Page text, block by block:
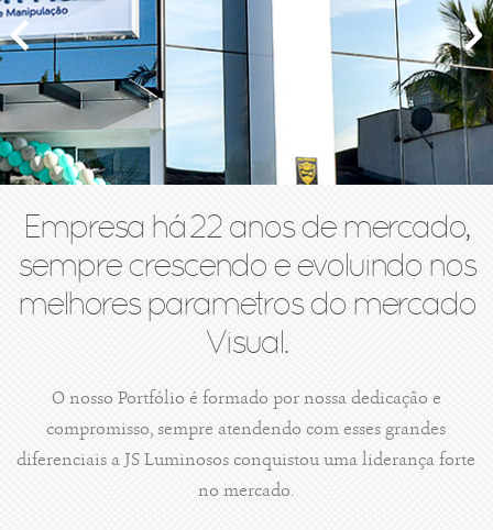
Empresa há 22 anos de mercado,
sempre crescendo e evoluindo nos
melhores parametros do mercado
Visual.
O nosso Portfólio é formado por nossa dedicação e
compromisso, sempre atendendo com esses grandes
diferenciais a JS Luminosos conquistou uma liderança forte
no mercado.